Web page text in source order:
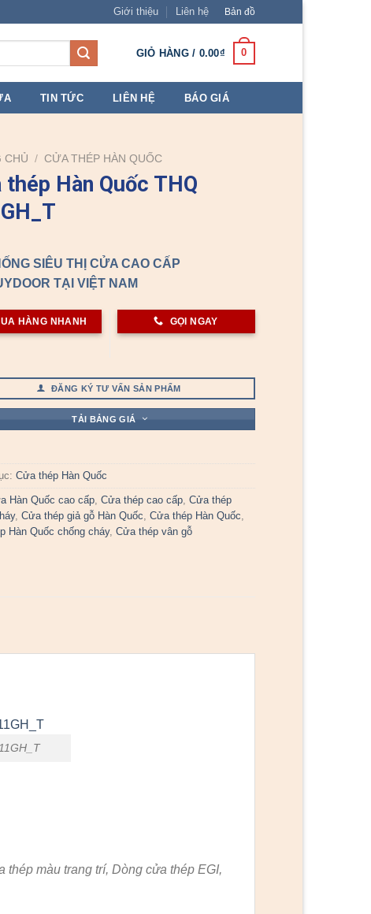
Giới thiệu Liên hệ Bản đồ
GIỎ HÀNG / 0.00₫ 0
TIN TỨC LIÊN HỆ BÁO GIÁ
CHỦ / CỬA THÉP HÀN QUỐC
thép Hàn Quốc THQ
SIÊU THỊ CỬA CAO CẤP
TẠI VIỆT NAM
HÀNG NHANH GỌI NGAY
ĐĂNG KÝ TƯ VẤN SẢN PHẨM
TẢI BẢNG GIÁ
Cửa thép Hàn Quốc
Hàn Quốc cao cấp ,Cửa thép cao cấp ,Cửa thép
,Cửa thép giả gỗ Hàn Quốc ,Cửa thép Hàn Quốc
Hàn Quốc chống cháy,Cửa thép vân gỗ
màu trang trí, Dòng cửa thép EGI,